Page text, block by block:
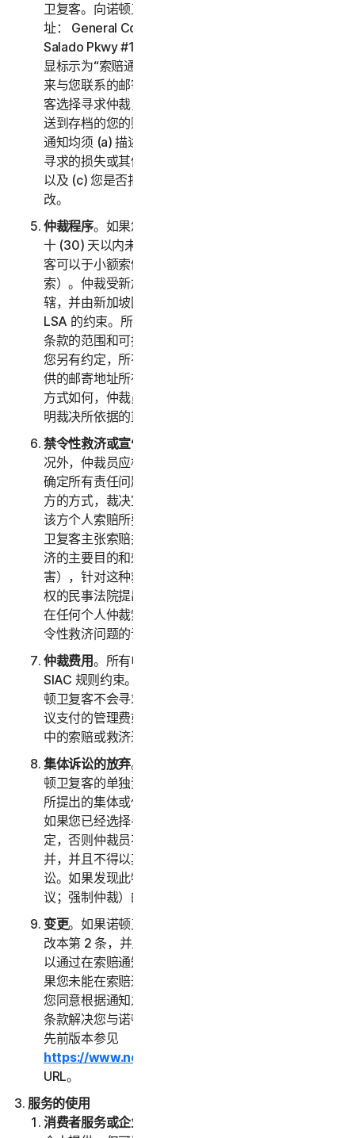
卫复客。向诺顿卫复客寄送的索赔通知应发送至以下地
址： General Counsel, Gen Digital Inc., 60 Rio
Salado Pkwy #1000, Tempe AZ 85281，且标题应明
显标示为“索赔通知”。索赔通知中应提供诺顿卫复客用
来与您联系的邮寄地址和电子邮件地址。如果诺顿卫复
客选择寻求仲裁，它会通过挂号信件将书面索赔通知寄
送到存档的您的账单地址。您或诺顿卫复客寄送的索赔
通知均须 (a) 描述索赔或争议的性质和依据；(b) 阐述
寻求的损失或其他救济的具体金额（以下称“
以及 (c) 您是否拒绝诺顿卫复客对此条的任何后续修
改。
仲裁程序。如果您和诺顿卫复客在收到索赔通知的三
十 (30) 天以内未就解决索赔达成协议，您或诺顿卫复
客可以于小额索偿法庭启动仲裁程序（或者向其提交申
索）。仲裁受新加坡国际仲裁中心规则“SIAC 规则”管
辖，并由新加坡国际仲裁中心负责管理。仲裁员受本
LSA 的约束。所有问题均由仲裁员决定，包括此仲裁
条款的范围和可执行性相关的问题。除非诺顿卫复客和
您另有约定，所有仲裁听证会均将在您索赔通知中所提
供的邮寄地址所在的国家/地区进行。不管执行仲裁的
方式如何，仲裁员都应当给出合理的书面决定，充分说
明裁决所依据的重要发现及结论。
禁令性救济或宣告性救济
况外，仲裁员应根据您或诺顿卫复客提出的任何索赔来
确定所有责任问题，仲裁员应仅以有利于寻求救济的一
方的方式，裁决宣告性救济或禁令性救济，并且仅限于
该方个人索赔所要求提供的救济范围内。如果您或诺顿
卫复客主张索赔并寻求公共禁令性救济（即：禁令性救
济的主要目的和效果是禁止非法行为未来对公众造成伤
害），针对这种救济的权利和程度，必须在有司法管辖
权的民事法院提出诉讼，而不是在仲裁中。双方同意，
在任何个人仲裁索赔的结果出来前，应中断任何公共禁
令性救济问题的诉讼。
仲裁费用。所有申请费、管理费和仲裁员费的支付均受
SIAC 规则约束。您必须支付 SIAC 的初始申请费。诺
顿卫复客不会寻求退还我们负责按照 SIAC 规则或本协
议支付的管理费或仲裁费，除非仲裁员发现您仲裁请求
中的索赔或救济过于轻率或基于不正当的目的。
集体诉讼的放弃。您和诺顿卫复客同意一方仅以您或诺
顿卫复客的单独资质对另一方提出索赔，而不作为任何
所提出的集体或代表诉讼中的原告或集体成员。此外，
如果您已经选择寻求仲裁，除非您和诺顿卫复客另有约
定，否则仲裁员不得将多人的索赔与您的索赔进行合
并，并且不得以其他方式主持任何形式的代表或集体诉
讼。如果发现此特定条款无法执行，则本第 2 条（争
议；强制仲裁）的全部内容无效。
变更。如果诺顿卫复客在您首次接受本 LSA 之日后修
改本第 2 条，并且您并未明确同意此类变更，则您可
以通过在索赔通知中指明的方式拒绝任何此类变更。如
果您未能在索赔通知中拒绝对本第 2 条的任何变更，
您同意根据通知之日现行有效的本“争议解决”部分下的
条款解决您与诺顿卫复客之间的任何索赔。本 LSA 的
先前版本参见
https://www.nortonlifelock.com/legal/
URL。
服务的使用
消费者服务或企业服务